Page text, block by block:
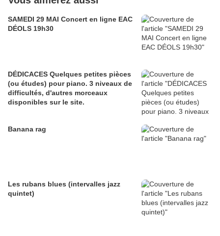
SAMEDI 29 MAI Concert en ligne EAC
DÉOLS 19h30
DÉDICACES Quelques petites pièces
(ou études) pour piano. 3 niveaux de
difficultés, d'autres morceaux
disponibles sur le site.
Banana rag
Les rubans blues (intervalles jazz
quintet)